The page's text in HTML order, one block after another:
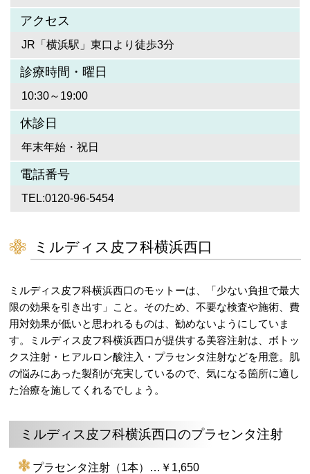
アクセス
JR「横浜駅」東口より徒歩3分
診療時間・曜日
10:30～19:00
休診日
年末年始・祝日
電話番号
TEL:0120-96-5454
ミルディス皮フ科横浜西口
ミルディス皮フ科横浜西口のモットーは、「少ない負担で最大
限の効果を引き出す」こと。そのため、不要な検査や施術、費
用対効果が低いと思われるものは、勧めないようにしていま
す。ミルディス皮フ科横浜西口が提供する美容注射は、ボトッ
クス注射・ヒアルロン酸注入・プラセンタ注射などを用意。肌
の悩みにあった製剤が充実しているので、気になる箇所に適し
た治療を施してくれるでしょう。
ミルディス皮フ科横浜西口のプラセンタ注射
プラセンタ注射（1本）…￥1,650